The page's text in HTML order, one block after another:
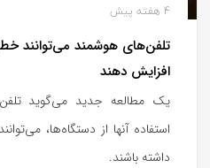
4 هفته پیش
تلفن‌های هوشمند می‌توانند
افزایش دهند
یک مطالعه جدید می‌گوید
استفاده آنها از دستگاه‌ها،
داشته باشند.